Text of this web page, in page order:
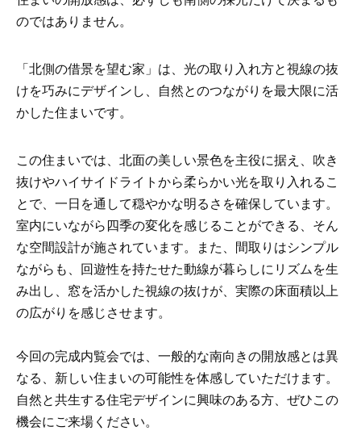
のではありません。
「北側の借景を望む家」は、光の取り入れ方と視線の抜
けを巧みにデザインし、自然とのつながりを最大限に活
かした住まいです。
この住まいでは、北面の美しい景色を主役に据え、吹き
抜けやハイサイドライトから柔らかい光を取り入れるこ
とで、一日を通して穏やかな明るさを確保しています。
室内にいながら四季の変化を感じることができる、そん
な空間設計が施されています。また、間取りはシンプル
ながらも、回遊性を持たせた動線が暮らしにリズムを生
み出し、窓を活かした視線の抜けが、実際の床面積以上
の広がりを感じさせます。
今回の完成内覧会では、一般的な南向きの開放感とは異
なる、新しい住まいの可能性を体感していただけます。
自然と共生する住宅デザインに興味のある方、ぜひこの
機会にご来場ください。